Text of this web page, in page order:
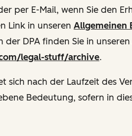
per E-Mail, wenn Sie den
Link in unseren Allgemeinen
der DPA finden Sie in
legal-stuff/archive.
sich nach der Laufzeit des
Bedeutung, sofern in